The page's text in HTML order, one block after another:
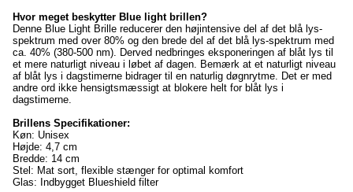
Hvor meget beskytter Blue light brillen?
Denne Blue Light Brille reducerer den højintensive del af det blå lys-
spektrum med over 80% og den brede del af det blå lys-spektrum med
ca. 40% (380-500 nm). Derved nedbringes eksponeringen af blåt lys til
et mere naturligt niveau i løbet af dagen. Bemærk at et naturligt niveau
af blåt lys i dagstimerne bidrager til en naturlig døgnrytme. Det er med
andre ord ikke hensigtsmæssigt at blokere helt for blåt lys i
dagstimerne.
Brillens Specifikationer:
Køn: Unisex
Højde: 4,7 cm
Bredde: 14 cm
Stel: Mat sort, flexible stænger for optimal komfort
Glas: Indbygget Blueshield filter